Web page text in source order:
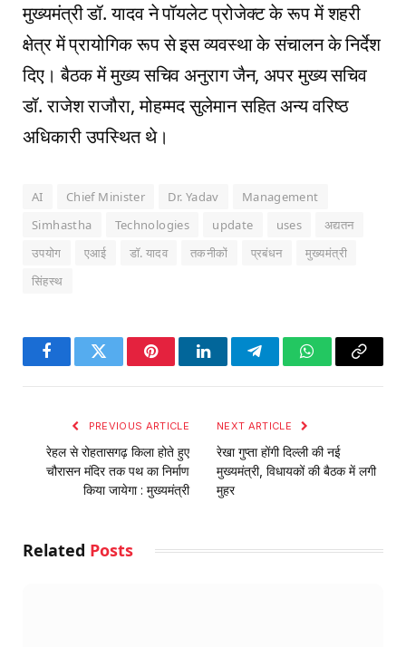
मुख्यमंत्री डॉ. यादव ने पॉयलेट प्रोजेक्ट के रूप में शहरी
क्षेत्र में प्रायोगिक रूप से इस व्यवस्था के संचालन के निर्देश
दिए। बैठक में मुख्य सचिव अनुराग जैन, अपर मुख्य सचिव
डॉ. राजेश राजौरा, मोहम्मद सुलेमान सहित अन्य वरिष्ठ
अधिकारी उपस्थित थे।
AI Chief Minister Dr. Yadav
Management
Simhastha
Technologies update uses
अद्यतन
उपयोग
एआई डॉ. यादव तकनीकों प्रबंधन
मुख्यमंत्री
सिंहस्थ
FacebookTwitter PinterestLinkedInTelegramWhatsApp
Copy
PREVIOUS ARTICLE
रेहल से रोहतासगढ़ किला होते हुए
चौरासन मंदिर तक पथ का निर्माण
किया जायेगा : मुख्यमंत्री
NEXT ARTICLE
रेखा गुप्ता होंगी दिल्ली की नई
मुख्यमंत्री, विधायकों की बैठक में लगी
मुहर
Related Posts